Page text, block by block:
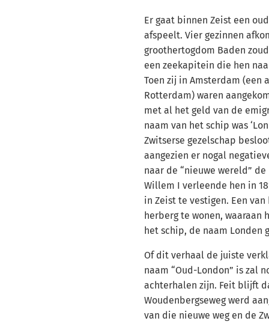
Er gaat binnen Zeist een
afspeelt. Vier gezinnen
groothertogdom Baden
een zeekapitein die hen
Toen zij in Amsterdam (een
Rotterdam) waren
met al het geld van de
naam van het schip was
Zwitserse gezelschap
aangezien er nogal
naar de “nieuwe wereld”
Willem I verleende hen in
in Zeist te vestigen. Een
herberg te wonen, waaraan
het schip, de naam Londen
Of dit verhaal de juiste
naam “Oud-London” is zal
achterhalen zijn. Feit blijft
Woudenbergseweg werd
van die nieuwe weg en de